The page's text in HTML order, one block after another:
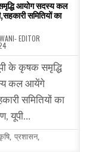
आयोग सदस्य कल
समितियों का
EDITOR
के कृषक समृद्धि
कल आयेंगे
समितियों का
यूपी…
,प्रशासन,